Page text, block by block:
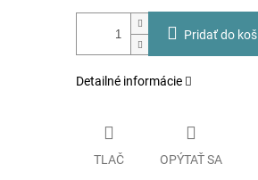
Pridať do
Detailné informácie
TLAČ OPÝTAŤ SA